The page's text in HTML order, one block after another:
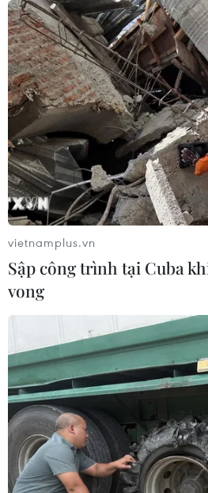
Hai người trọng thương do
ngang đường đè trúng
07/08/2026 12:16
Cảnh báo lũ trên lưu vực sông
tại trạm Yên Bái
07/08/2026 11:51
Gỡ khó khăn triển khai dự án
điểm quốc gia hồ Ka Pét
Khắc phục "Thẻ vàng" IUU: Siết
quản lý đội tàu
07/08/2026 10:49
vietnamplus.vn
Sập công trình tại Cuba
vong